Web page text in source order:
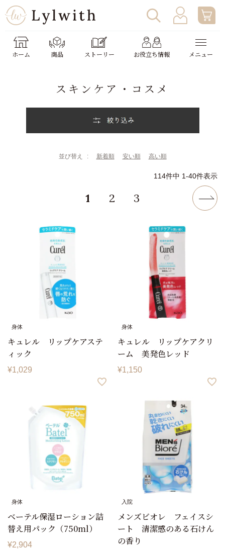
ホーム 商品 ストーリー お役立ち情報 メニュー
ログイン
新規会員登録
わたしの使い方
スキンケア・コスメ
並び替え 新着順 安い順 高い順
114件中 1-40件表示
1 2 3
身体
キュレル リップケアステ
ィック
¥1,029
身体
キュレル リップケアクリ
ーム 美発色レッド
¥1,150
身体
ベーテル保湿ローション詰
替え用パック（750ml）
¥2,904
入院
メンズビオレ フェイスシ
ート 清潔感のある石けん
の香り